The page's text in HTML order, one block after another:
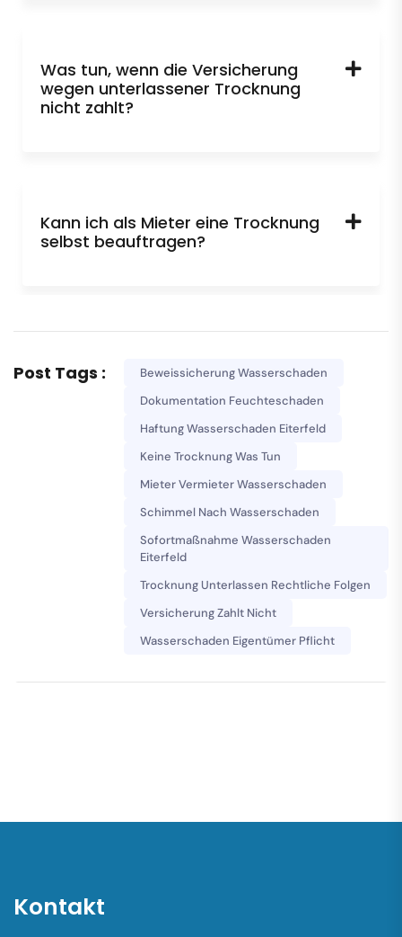
Was tun, wenn die Versicherung
wegen unterlassener Trocknung
nicht zahlt?
Kann ich als Mieter eine Trocknung
selbst beauftragen?
Post Tags :
Beweissicherung Wasserschaden
Dokumentation Feuchteschaden
Haftung Wasserschaden Eiterfeld
Keine Trocknung Was Tun
Mieter Vermieter Wasserschaden
Schimmel Nach Wasserschaden
Sofortmaßnahme Wasserschaden
Eiterfeld
Trocknung Unterlassen Rechtliche Folgen
Versicherung Zahlt Nicht
Wasserschaden Eigentümer Pflicht
Kontakt